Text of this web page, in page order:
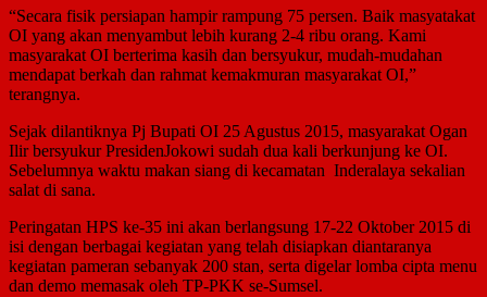
“Secara fisik persiapan hampir rampung 75 persen. Baik masyatakat
OI yang akan menyambut lebih kurang 2-4 ribu orang. Kami
masyarakat OI berterima kasih dan bersyukur, mudah-mudahan
mendapat berkah dan rahmat kemakmuran masyarakat OI,”
terangnya.
Sejak dilantiknya Pj Bupati OI 25 Agustus 2015, masyarakat Ogan
Ilir bersyukur PresidenJokowi sudah dua kali berkunjung ke OI.
Sebelumnya waktu makan siang di kecamatan Inderalaya sekalian
salat di sana.
Peringatan HPS ke-35 ini akan berlangsung 17-22 Oktober 2015 di
isi dengan berbagai kegiatan yang telah disiapkan diantaranya
kegiatan pameran sebanyak 200 stan, serta digelar lomba cipta menu
dan demo memasak oleh TP-PKK se-Sumsel.